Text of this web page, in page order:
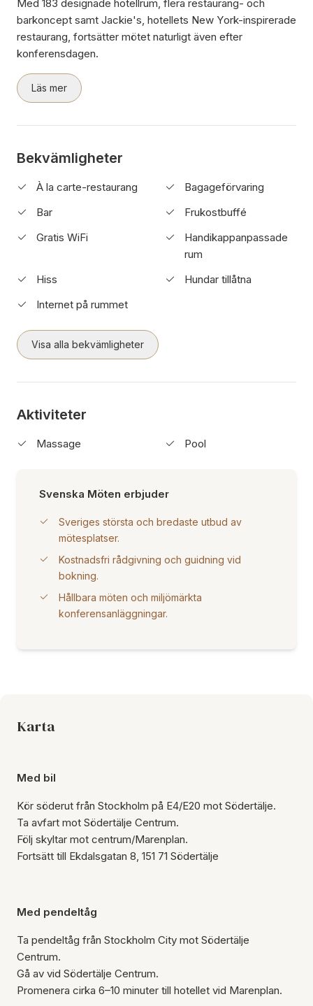
Med 183 designade hotellrum, flera restaurang- och
barkoncept samt Jackie's, hotellets New York-inspirerade
restaurang, fortsätter mötet naturligt även efter
konferensdagen.
Läs mer
Bekvämligheter
À la carte-restaurang
Bagageförvaring
Bar
Frukostbuffé
Gratis WiFi
Handikappanpassade
rum
Hiss
Hundar tillåtna
Internet på rummet
Visa alla bekvämligheter
Aktiviteter
Massage Pool
Svenska Möten erbjuder
Sveriges största och bredaste utbud av
mötesplatser.
Kostnadsfri rådgivning och guidning vid
bokning.
Hållbara möten och miljömärkta
konferensanläggningar.
Med bil
Kör söderut från Stockholm på E4/E20 mot Södertälje.
Ta avfart mot Södertälje Centrum.
Följ skyltar mot centrum/Marenplan.
Fortsätt till Ekdalsgatan 8, 151 71 Södertälje
Med pendeltåg
Ta pendeltåg från Stockholm City mot Södertälje
Centrum.
Gå av vid Södertälje Centrum.
Promenera cirka 6–10 minuter till hotellet vid Marenplan.
Karta